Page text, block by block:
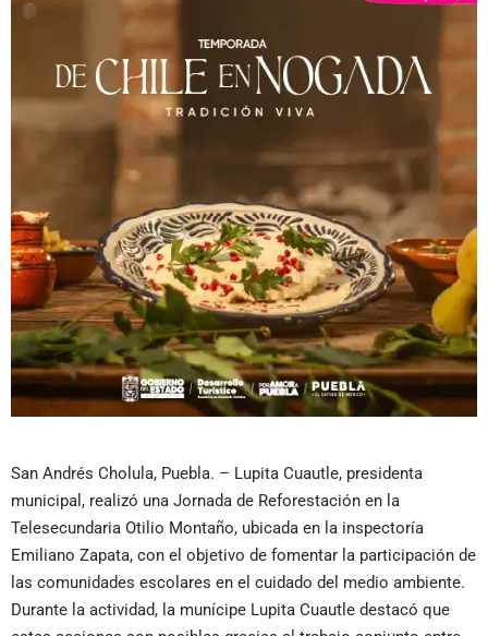
San Andrés Cholula, Puebla. – Lupita Cuautle, presidenta
municipal, realizó una Jornada de Reforestación en la
Telesecundaria Otilio Montaño, ubicada en la inspectoría
Emiliano Zapata, con el objetivo de fomentar la participación de
las comunidades escolares en el cuidado del medio ambiente.
Durante la actividad, la munícipe Lupita Cuautle destacó que